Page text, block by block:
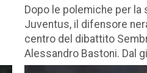
Dopo le polemiche per la
Juventus, il difensore
centro del dibattito
Alessandro Bastoni. Dal